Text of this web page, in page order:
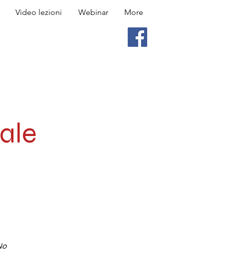
Video lezioni Webinar More